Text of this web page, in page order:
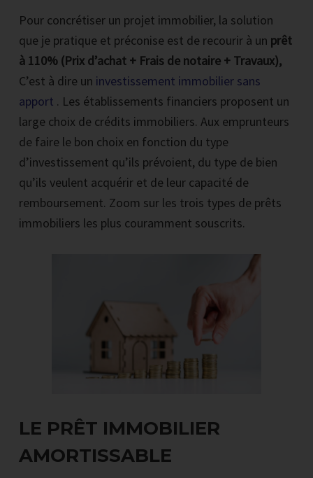
Pour concrétiser un projet immobilier, la solution
que je pratique et préconise est de recourir à un prêt
à 110% (Prix d’achat + Frais de notaire + Travaux),
C’est à dire un investissement immobilier sans
apport . Les établissements financiers proposent un
large choix de crédits immobiliers. Aux emprunteurs
de faire le bon choix en fonction du type
d’investissement qu’ils prévoient, du type de bien
qu’ils veulent acquérir et de leur capacité de
remboursement. Zoom sur les trois types de prêts
immobiliers les plus couramment souscrits.
LE PRÊT IMMOBILIER
AMORTISSABLE
RECEVOIR LA PREMIERE VIDEO PAR EMAIL
Inscrire votre email et cliquez sur le bouton noir maintenant
*Vous recevrez par mail 1 vidéo par jour pendant 4 jours.
Chaque vidéo reprend les bases et l'on voit en détails une épreuve pour
que vous puissiez la comprendre, savoir la résoudre et passer à l'action.